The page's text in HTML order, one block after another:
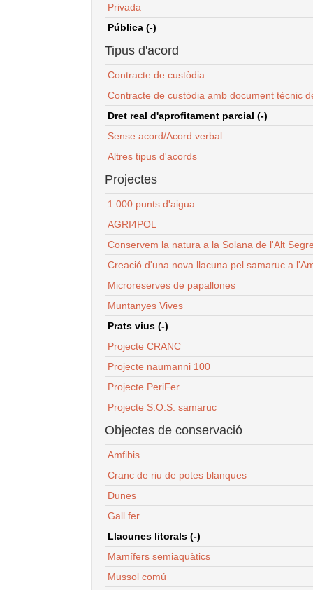
Privada
Pública (-)
Tipus d'acord
Contracte de custòdia
Contracte de custòdia amb document tècnic
Dret real d'aprofitament parcial (-)
Sense acord/Acord verbal
Altres tipus d'acords
Projectes
1.000 punts d'aigua
AGRI4POL
Conservem la natura a la Solana de l'Alt
Creació d'una nova llacuna pel samaruc a
Microreserves de papallones
Muntanyes Vives
Prats vius (-)
Projecte CRANC
Projecte naumanni 100
Projecte PeriFer
Projecte S.O.S. samaruc
Objectes de conservació
Amfibis
Cranc de riu de potes blanques
Dunes
Gall fer
Llacunes litorals (-)
Mamífers semiaquàtics
Mussol comú